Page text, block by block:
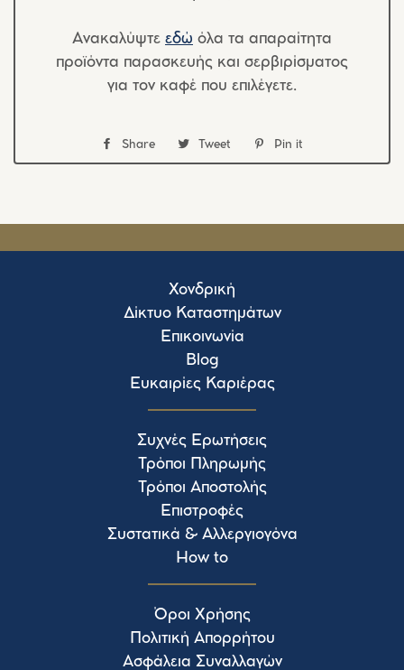
Ανακαλύψτε εδώ όλα τα απαραίτητα
προϊόντα παρασκευής και σερβιρίσματος
για τον καφέ που επιλέγετε.
Share Share Tweet Tweet Pin it
Χονδρική
Δίκτυο Καταστημάτων
Επικοινωνία
Blog
Ευκαιρίες Καριέρας
Συχνές Ερωτήσεις
Τρόποι Πληρωμής
Τρόποι Αποστολής
Επιστροφές
Συστατικά & Αλλεργιογόνα
How to
Όροι Χρήσης
Πολιτική Απορρήτου
Ασφάλεια Συναλλαγών